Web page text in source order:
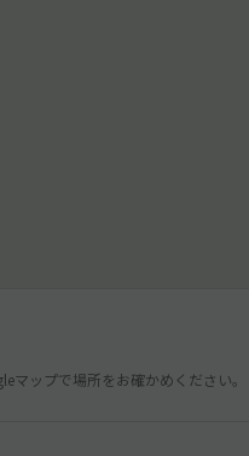
ップで場所をお確かめください。